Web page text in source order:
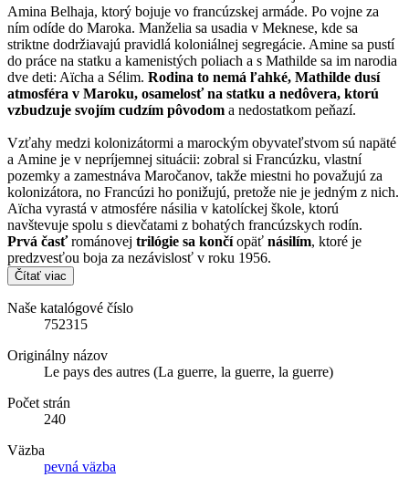
Amina Belhaja, ktorý bojuje vo francúzskej armáde. Po vojne za
ním odíde do Maroka. Manželia sa usadia v Meknese, kde sa
striktne dodržiavajú pravidlá koloniálnej segregácie. Amine sa pustí
do práce na statku a kamenistých poliach a s Mathilde sa im narodia
dve deti: Aïcha a Sélim. Rodina to nemá ľahké, Mathilde dusí
atmosféra v Maroku, osamelosť na statku a nedôvera, ktorú
vzbudzuje svojím cudzím pôvodom a nedostatkom peňazí.
Vzťahy medzi kolonizátormi a marockým obyvateľstvom sú napäté
a Amine je v nepríjemnej situácii: zobral si Francúzku, vlastní
pozemky a zamestnáva Maročanov, takže miestni ho považujú za
kolonizátora, no Francúzi ho ponižujú, pretože nie je jedným z nich.
Aïcha vyrastá v atmosfére násilia v katolíckej škole, ktorú
navštevuje spolu s dievčatami z bohatých francúzskych rodín.
Prvá časťrománovej trilógie sa končíopäť násilím, ktoré je
predzvesťou boja za nezávislosť v roku 1956.
Čítať viac
Naše katalógové číslo
752315
Originálny názov
Le pays des autres (La guerre, la guerre, la guerre)
Počet strán
240
Väzba
pevná väzba